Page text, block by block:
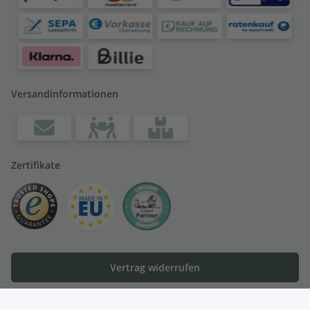
Versandinformationen
Zertifikate
Vertrag widerrufen